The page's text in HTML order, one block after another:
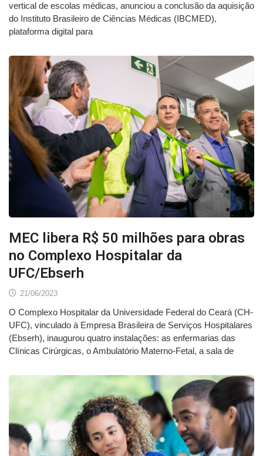
vertical de escolas médicas, anunciou a conclusão da aquisição
do Instituto Brasileiro de Ciências Médicas (IBCMED),
plataforma digital para
MEC libera R$ 50 milhões para obras
no Complexo Hospitalar da
UFC/Ebserh
21/06/2023
O Complexo Hospitalar da Universidade Federal do Ceará (CH-
UFC), vinculado à Empresa Brasileira de Serviços Hospitalares
(Ebserh), inaugurou quatro instalações: as enfermarias das
Clínicas Cirúrgicas, o Ambulatório Materno-Fetal, a sala de